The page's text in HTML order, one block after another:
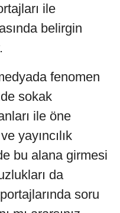
ile
belirgin
fenomen
sokak
ile öne
yayıncılık
bu alana girmesi
da
soru